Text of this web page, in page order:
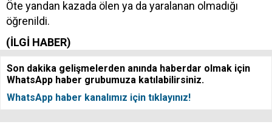
Öte yandan kazada ölen ya da yaralanan olmadığı
öğrenildi.
(İLGİ HABER)
Son dakika gelişmelerden anında haberdar olmak için
WhatsApp haber grubumuza katılabilirsiniz.
WhatsApp haber kanalımız için tıklayınız!